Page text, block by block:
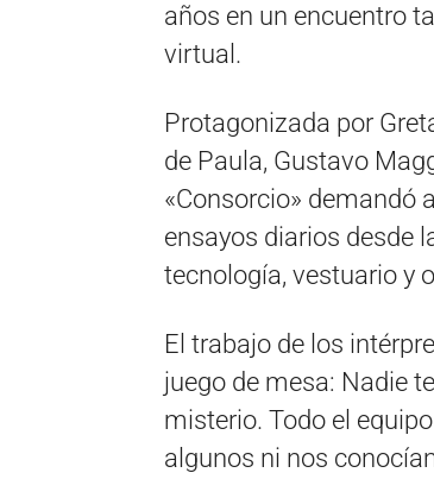
años en un encuentro
virtual.
Protagonizada por
de Paula, Gustavo
«Consorcio» demandó
ensayos diarios desde
tecnología, vestuario y
El trabajo de los
juego de mesa: Nadie
misterio. Todo el
algunos ni nos